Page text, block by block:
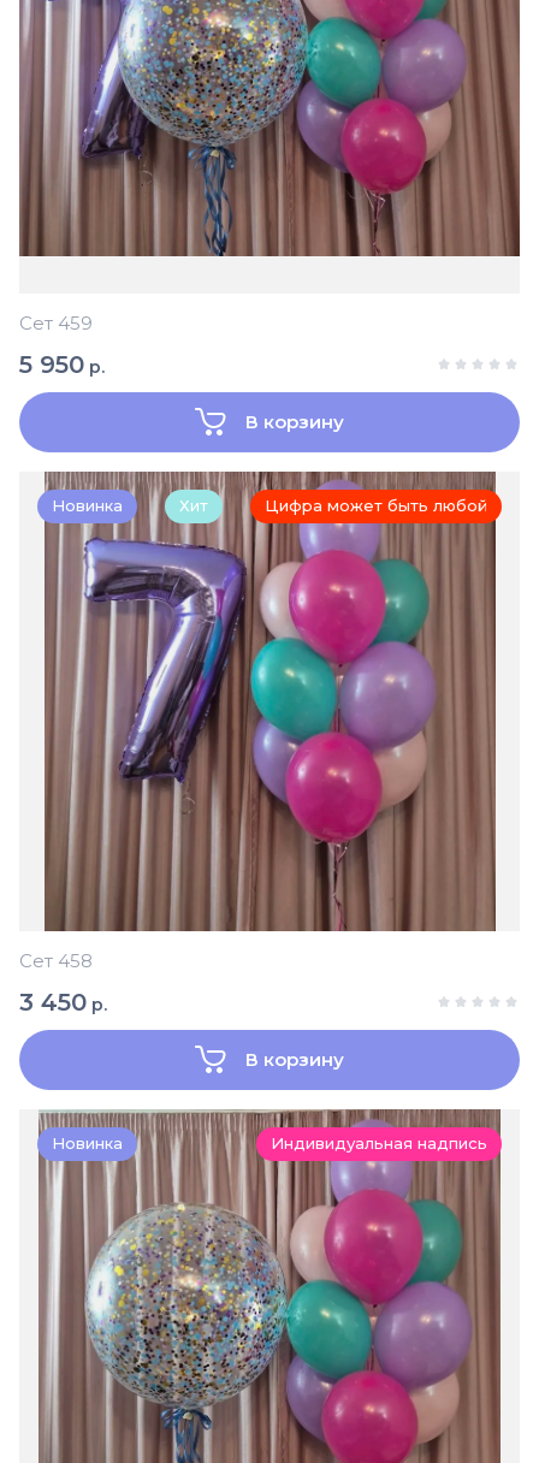
Сет 459
5 950 р.
В корзину
Новинка Хит Цифра может быть любой
Сет 458
3 450 р.
В корзину
Новинка Индивидуальная надпись